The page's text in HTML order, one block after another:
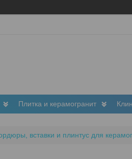
Плитка и керамогранит
вставки и плинтус для